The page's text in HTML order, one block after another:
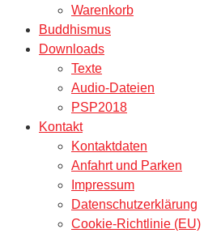
Warenkorb
Buddhismus
Downloads
Texte
Audio-Dateien
PSP2018
Kontakt
Kontaktdaten
Anfahrt und Parken
Impressum
Datenschutzerklärung
Cookie-Richtlinie (EU)